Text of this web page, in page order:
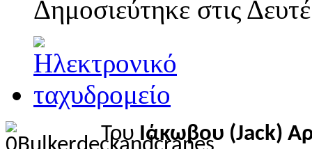
Δημοσιεύτηκε στις
ΤουΙάκωβου (Jack)